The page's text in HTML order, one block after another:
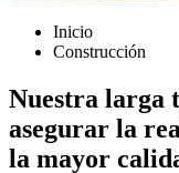
Inicio
Construcción
Nuestra larga
asegurar la
la mayor